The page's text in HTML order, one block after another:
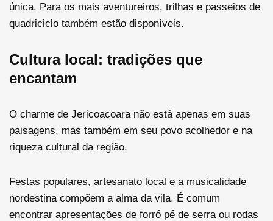
única. Para os mais aventureiros, trilhas e passeios de
quadriciclo também estão disponíveis.
Cultura local: tradições que
encantam
O charme de Jericoacoara não está apenas em suas
paisagens, mas também em seu povo acolhedor e na
riqueza cultural da região.
Festas populares, artesanato local e a musicalidade
nordestina compõem a alma da vila. É comum
encontrar apresentações de forró pé de serra ou rodas